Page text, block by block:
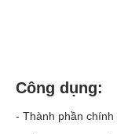
Công dụng:
- Thành phần